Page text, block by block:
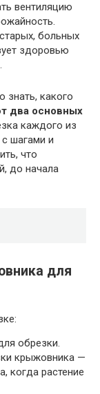
вентиляцию
больных
здоровью
знать, какого
два основных
каждого из
шагами и
что
до начала
для
обрезки.
крыжовника —
когда растение